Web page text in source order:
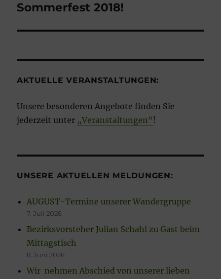
Sommerfest 2018!
AKTUELLE VERANSTALTUNGEN:
Unsere besonderen Angebote finden Sie
jederzeit unter „Veranstaltungen“ !
UNSERE AKTUELLEN MELDUNGEN:
AUGUST-Termine unserer Wandergruppe
7. Juli 2026
Bezirksvorsteher Julian Schahl zu Gast beim
Mittagstisch
8. Juni 2026
Wir nehmen Abschied von unserer lieben